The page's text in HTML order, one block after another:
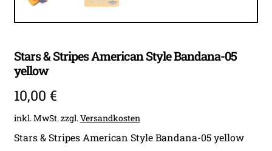
Stars & Stripes American Style Bandana-05
yellow
10,00 €
inkl. MwSt.zzgl.Versandkosten
Stars & Stripes American Style Bandana-05 yellow